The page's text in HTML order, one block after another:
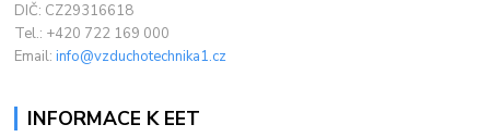
DIČ: CZ29316618
Tel.: +420 722 169 000
Email:info@vzduchotechnika1.cz
INFORMACE K EET